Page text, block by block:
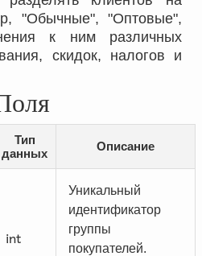
"Обычные", "Оптовые",
к ним различных
скидок, налогов и
Тип
данных
Описание
int
Уникальный
идентификатор
группы
покупателей.